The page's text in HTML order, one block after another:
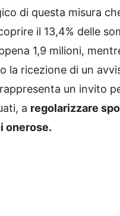
di questa misura
il 13,4% delle
1,9 milioni,
la ricezione di un
un invito
a regolarizzare
onerose.